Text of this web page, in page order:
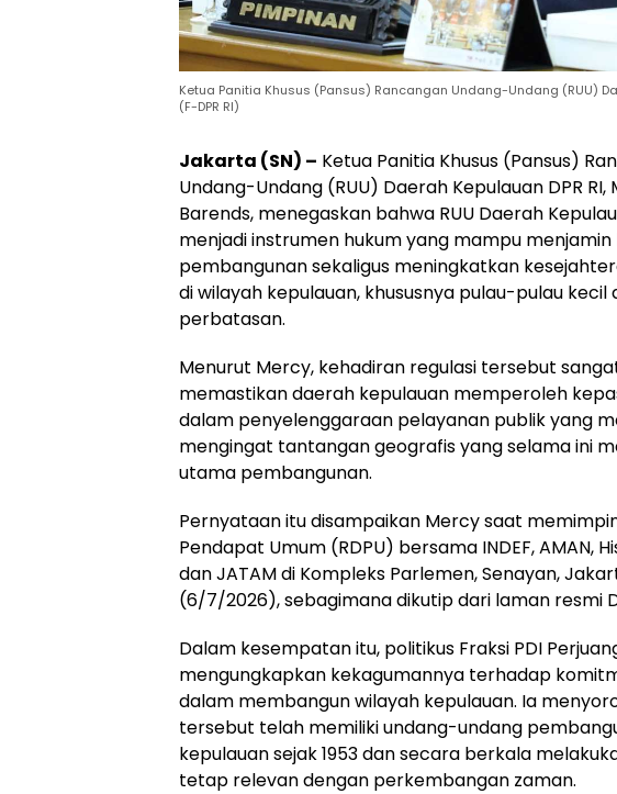
Ketua Panitia Khusus (Pansus) Rancangan Undang-Undang (RUU)
(F-DPR RI)
Jakarta (SN) – Ketua Panitia Khusus (Pansus)
Undang-Undang (RUU) Daerah Kepulauan DPR
Barends, menegaskan bahwa RUU Daerah
menjadi instrumen hukum yang mampu
pembangunan sekaligus meningkatkan
di wilayah kepulauan, khususnya pulau-pulau kecil
perbatasan.
Menurut Mercy, kehadiran regulasi tersebut
memastikan daerah kepulauan memperoleh
dalam penyelenggaraan pelayanan publik yang
mengingat tantangan geografis yang selama ini
utama pembangunan.
Pernyataan itu disampaikan Mercy saat
Pendapat Umum (RDPU) bersama INDEF, AMAN,
dan JATAM di Kompleks Parlemen, Senayan,
(6/7/2026), sebagimana dikutip dari laman resmi
Dalam kesempatan itu, politikus Fraksi PDI
mengungkapkan kekagumannya terhadap
dalam membangun wilayah kepulauan. Ia
tersebut telah memiliki undang-undang
kepulauan sejak 1953 dan secara berkala
tetap relevan dengan perkembangan zaman.